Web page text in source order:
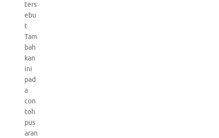
ters
ebu
t.
Tam
bah
kan
ini
pad
a
con
toh
pus
aran